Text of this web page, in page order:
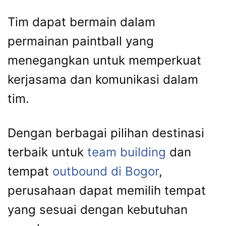
Tim dapat bermain dalam
permainan paintball yang
menegangkan untuk memperkuat
kerjasama dan komunikasi dalam
tim.
Dengan berbagai pilihan destinasi
terbaik untuk team building dan
tempat outbound di Bogor,
perusahaan dapat memilih tempat
yang sesuai dengan kebutuhan